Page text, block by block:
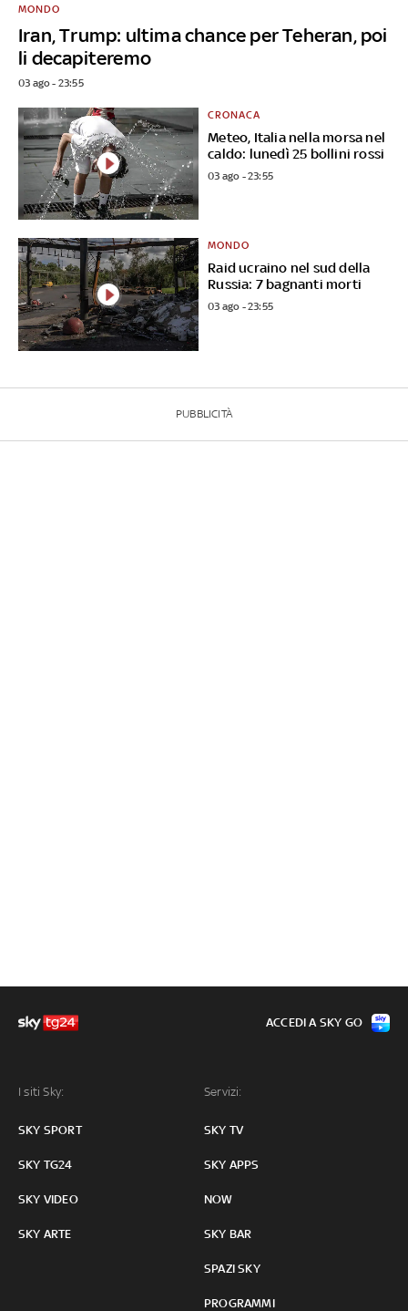
Iran, Trump: ultima chance per Teheran, poi
li decapiteremo
MONDO
03 ago - 23:55
Meteo, Italia nella morsa nel
caldo: lunedì 25 bollini rossi
CRONACA
03 ago - 23:55
Raid ucraino nel sud della
Russia: 7 bagnanti morti
MONDO
03 ago - 23:55
PUBBLICITÀ
I siti Sky:
SKY SPORT
SKY TG24
SKY VIDEO
SKY ARTE
Servizi:
SKY TV
SKY APPS
NOW
SKY BAR
SPAZI SKY
PROGRAMMI
ACCEDI A SKY GO